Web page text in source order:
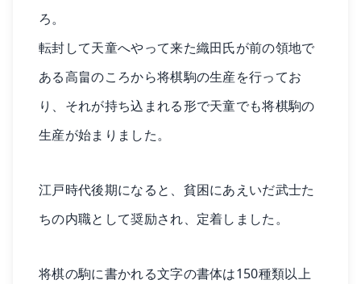
ろ。
転封して天童へやって来た織田氏が前の領地で
ある高畠のころから将棋駒の生産を行ってお
り、それが持ち込まれる形で天童でも将棋駒の
生産が始まりました。
江戸時代後期になると、貧困にあえいだ武士た
ちの内職として奨励され、定着しました。
将棋の駒に書かれる文字の書体は150種類以上